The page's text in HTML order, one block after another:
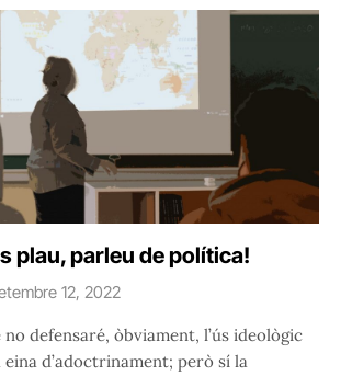
plau, parleu de política!
12, 2022
defensaré, òbviament, l’ús ideològic
eina d’adoctrinament; però sí la